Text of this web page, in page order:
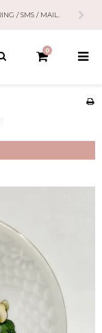
/ SMS / MAIL.
0